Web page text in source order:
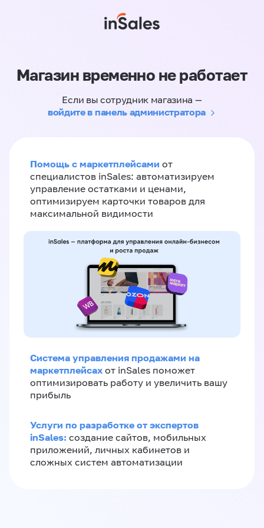
Магазин временно не работает
Если вы сотрудник магазина —
войдите в панель администратора
Помощь с маркетплейсами от
специалистов inSales: автоматизируем
управление остатками и ценами,
оптимизируем карточки товаров для
максимальной видимости
Система управления продажами на
маркетплейсах от inSales поможет
оптимизировать работу и увеличить вашу
прибыль
Услуги по разработке от экспертов
inSales: создание сайтов, мобильных
приложений, личных кабинетов и
сложных систем автоматизации